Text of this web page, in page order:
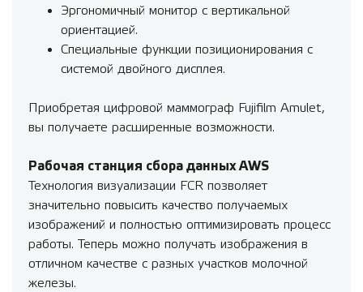
Эргономичный монитор с вертикальной
ориентацией.
Специальные функции позиционирования с
системой двойного дисплея.
Приобретая цифровой маммограф Fujifilm Amulet,
вы получаете расширенные возможности.
Рабочая станция сбора данных AWS
Технология визуализации FCR позволяет
значительно повысить качество получаемых
изображений и полностью оптимизировать процесс
работы. Теперь можно получать изображения в
отличном качестве с разных участков молочной
железы.